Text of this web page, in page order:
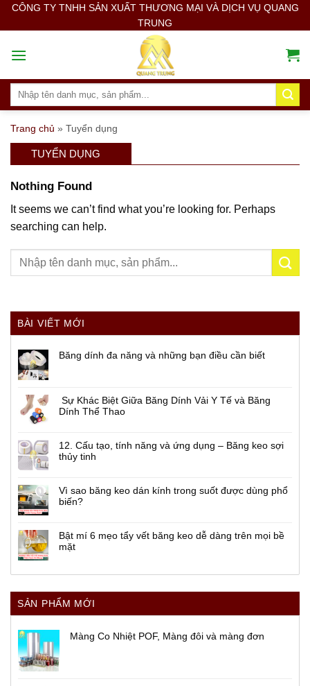
SkipCÔNG TY TNHH SẢN XUẤT THƯƠNG MẠI VÀ DỊCH VỤ QUANG
TRUNG
Search
Trang chủ » Tuyển dụng
BÀI VIẾT MỚI
Băng dính đa năng và những bạn điều cần biết
Sự Khác Biệt Giữa Băng Dính Vải Y Tế và Băng
Dính Thể Thao
12. Cấu tạo, tính năng và ứng dụng – Băng keo sợi
thủy tinh
Vì sao băng keo dán kính trong suốt được dùng phổ
biến?
Bật mí 6 mẹo tẩy vết băng keo dễ dàng trên mọi bề
mặt
SẢN PHẨM MỚI
Màng Co Nhiệt POF, Màng đôi và màng đơn
TUYỂN DỤNG
Nothing Found
It seems we can’t find what you’re looking for. Perhaps
searching can help.